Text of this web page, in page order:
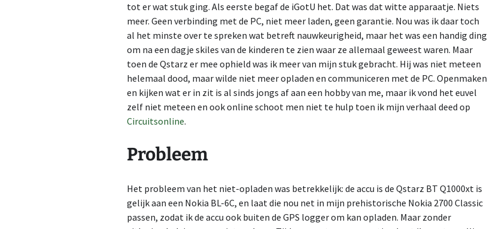
tot er wat stuk ging. Als eerste begaf de iGotU het. Dat was dat witte apparaatje. Niets
meer. Geen verbinding met de PC, niet meer laden, geen garantie. Nou was ik daar toch
al het minste over te spreken wat betreft nauwkeurigheid, maar het was een handig ding
om na een dagje skiles van de kinderen te zien waar ze allemaal geweest waren. Maar
toen de Qstarz er mee ophield was ik meer van mijn stuk gebracht. Hij was niet meteen
helemaal dood, maar wilde niet meer opladen en communiceren met de PC. Openmaken
en kijken wat er in zit is al sinds jongs af aan een hobby van me, maar ik vond het euvel
zelf niet meteen en ook online schoot men niet te hulp toen ik mijn verhaal deed op
Circuitsonline.
Probleem
Het probleem van het niet-opladen was betrekkelijk: de accu is de Qstarz BT Q1000xt is
gelijk aan een Nokia BL-6C, en laat die nou net in mijn prehistorische Nokia 2700 Classic
passen, zodat ik de accu ook buiten de GPS logger om kan opladen. Maar zonder